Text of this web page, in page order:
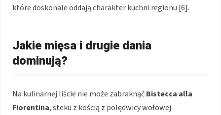
które doskonale oddają charakter kuchni regionu [6].
Jakie mięsa i drugie dania
dominują?
Na kulinarnej liście nie może zabraknąćBistecca alla
Fiorentina, steku z kością z polędwicy wołowej